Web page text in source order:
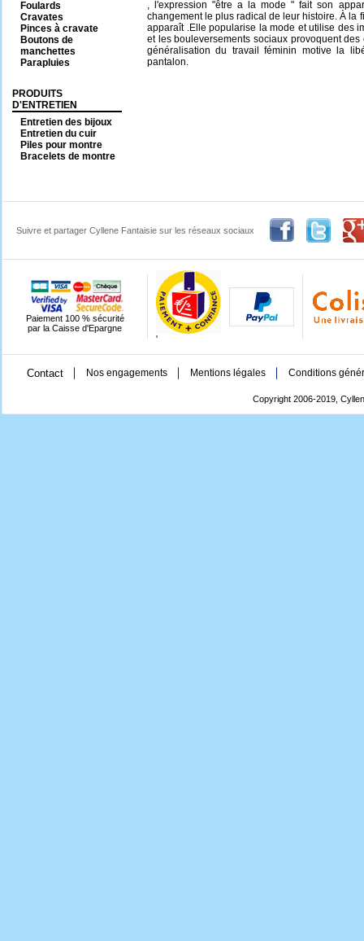
Foulards
Cravates
Pinces à cravate
Boutons de
manchettes
Parapluies
PRODUITS
D'ENTRETIEN
Entretien des bijoux
Entretien du cuir
Piles pour montre
Bracelets de montre
, l'expression "être a la mode " fait son
changement le plus radical de leur histoire. À la
apparaît .Elle popularise la mode et utilise des
et les bouleversements sociaux provoquent
généralisation du travail féminin motive la
pantalon.
Suivre et partager Cyllene Fantaisie sur les réseaux sociaux
Paiement 100 % sécurité
par la Caisse d'Epargne
'
Contact Nos engagements Mentions légales Conditions
Copyright 2006-2019,